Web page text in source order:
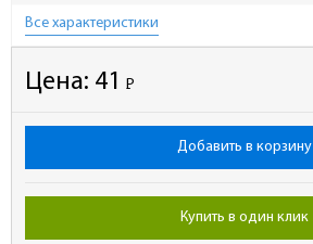
Все характеристики
Цена: 41 Р
-
Добавить в корзину
Купить в один клик